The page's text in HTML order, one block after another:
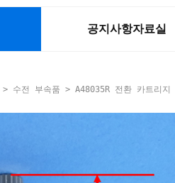
공지사항자료실
> 수전 부속품 > A48035R 전환 카트리지